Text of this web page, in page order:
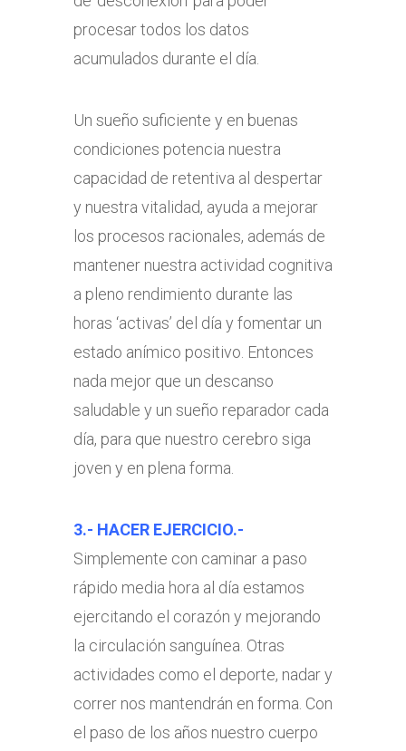
procesar todos los datos
acumulados durante el día.
Un sueño suficiente y en buenas
condiciones potencia nuestra
capacidad de retentiva al despertar
y nuestra vitalidad, ayuda a mejorar
los procesos racionales, además de
mantener nuestra actividad cognitiva
a pleno rendimiento durante las
horas ‘activas’ del día y fomentar un
estado anímico positivo. Entonces
nada mejor que un descanso
saludable y un sueño reparador cada
día, para que nuestro cerebro siga
joven y en plena forma.
3.- HACER EJERCICIO.-
Simplemente con caminar a paso
rápido media hora al día estamos
ejercitando el corazón y mejorando
la circulación sanguínea. Otras
actividades como el deporte, nadar y
correr nos mantendrán en forma. Con
el paso de los años nuestro cuerpo